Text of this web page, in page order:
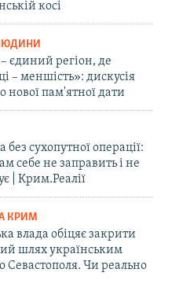
косі
єдиний регіон, де
– меншість»: дискусія
нової пам'ятної дати
без сухопутної операції:
себе не заправить і не
| Крим.Реалії
КРИМ
влада обіцяє закрити
шлях українським
Севастополя. Чи реально